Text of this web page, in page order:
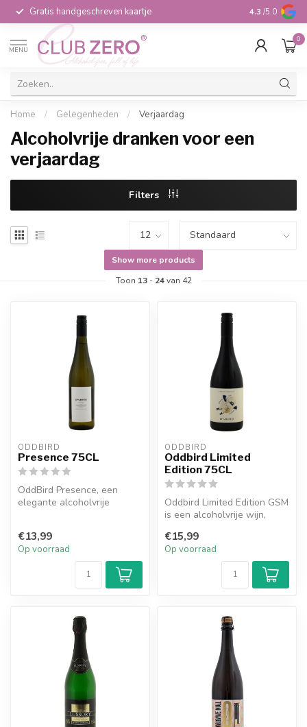
Gratis handgeschreven kaartje Voor 16:00
4.3 /5.0
MENU
0
Home / Gelegenheden / Verjaardag
Alcoholvrije dranken voor een
verjaardag
Filters
Show more products
Toon 13- 24van 42
ODDBIRD
Presence 75CL
OddBird Presence, een
elegante alcoholvrije
€13,99
Op voorraad
ODDBIRD
Oddbird Limited
Edition 75CL
Oddbird Limited Edition GSM
is een alcoholvrije wijn,
Syra...
€15,99
Op voorraad